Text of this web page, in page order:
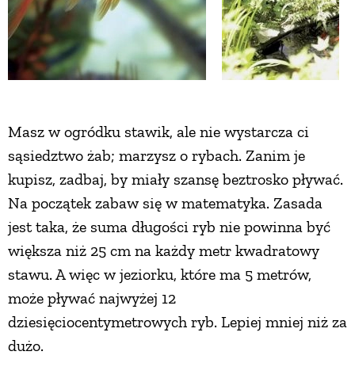
Masz w ogródku stawik, ale nie wystarcza ci
sąsiedztwo żab; marzysz o rybach. Zanim je
kupisz, zadbaj, by miały szansę beztrosko pływać.
Na początek zabaw się w matematyka. Zasada
jest taka, że suma długości ryb nie powinna być
większa niż 25 cm na każdy metr kwadratowy
stawu. A więc w jeziorku, które ma 5 metrów,
może pływać najwyżej 12
dziesięciocentymetrowych ryb. Lepiej mniej niż za
dużo.
DLA DOMU
EKO ŻYCIE
ZWIERZĘTA DOMOWE
ZWIERZĘTA W NATURZE
GRZYBY
KRAJOBRAZ